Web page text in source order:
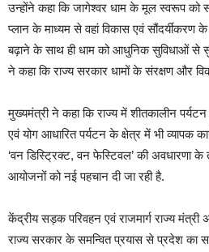
उन्होंने कहा कि जागेश्वर धाम के मूल स्वरूप को
प्लान के माध्यम से वहां विकास एवं सौंदर्यीकरण के
बढ़ाने के साथ ही धाम को आधुनिक सुविधाओं से
ने कहा कि राज्य सरकार धामों के संरक्षण और
मुख्यमंत्री ने कहा कि राज्य में शीतकालीन पर्यटन
एवं योग आधारित पर्यटन के क्षेत्र में भी व्यापक
‘वन डिस्ट्रिक्ट, वन फेस्टिवल’ की अवधारणा
आयोजनों को नई पहचान दी जा रही है.
केंद्रीय सड़क परिवहन एवं राजमार्ग राज्य
राज्य सरकार के समन्वित प्रयास से प्रदेश का